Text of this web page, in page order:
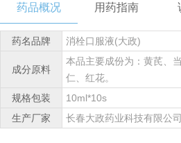
药品概况 用药指南
药名品牌 消栓口服液(大政)
成分原料
本品主要成份为：黄芪、
仁、红花。
规格包装
10ml*10s
生产厂家
长春大政药业科技有限公司